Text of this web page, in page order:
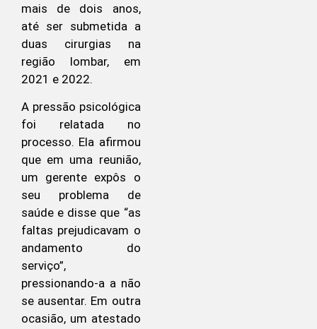
mais de dois anos,
até ser submetida a
duas cirurgias na
região lombar, em
2021 e 2022.
A pressão psicológica
foi relatada no
processo. Ela afirmou
que em uma reunião,
um gerente expôs o
seu problema de
saúde e disse que “as
faltas prejudicavam o
andamento do
serviço”,
pressionando-a a não
se ausentar. Em outra
ocasião, um atestado